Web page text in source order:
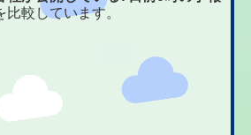
比較しています。